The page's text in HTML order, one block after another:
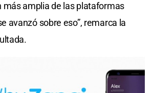
más amplia de las plataformas
avanzó sobre eso”, remarca la